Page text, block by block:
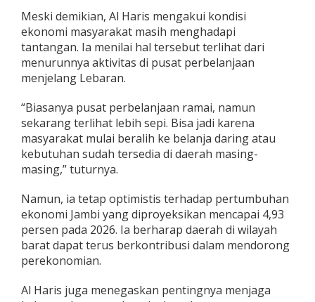
Meski demikian, Al Haris mengakui kondisi
ekonomi masyarakat masih menghadapi
tantangan. Ia menilai hal tersebut terlihat dari
menurunnya aktivitas di pusat perbelanjaan
menjelang Lebaran.
“Biasanya pusat perbelanjaan ramai, namun
sekarang terlihat lebih sepi. Bisa jadi karena
masyarakat mulai beralih ke belanja daring atau
kebutuhan sudah tersedia di daerah masing-
masing,” tuturnya.
Namun, ia tetap optimistis terhadap pertumbuhan
ekonomi Jambi yang diproyeksikan mencapai 4,93
persen pada 2026. Ia berharap daerah di wilayah
barat dapat terus berkontribusi dalam mendorong
perekonomian.
Al Haris juga menegaskan pentingnya menjaga